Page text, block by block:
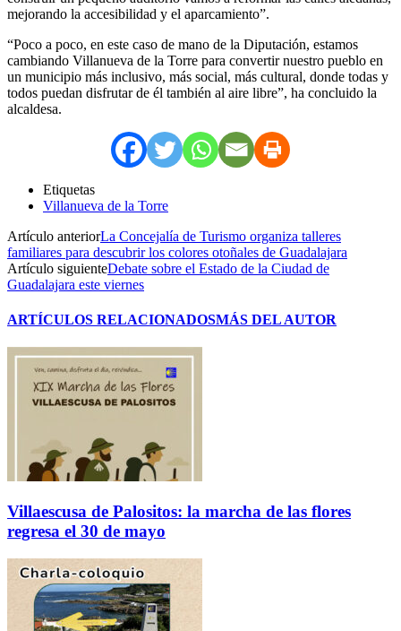
mejorando la accesibilidad y el aparcamiento”.
“Poco a poco, en este caso de mano de la Diputación, estamos
cambiando Villanueva de la Torre para convertir nuestro pueblo en
un municipio más inclusivo, más social, más cultural, donde todas y
todos puedan disfrutar de él también al aire libre”, ha concluido la
alcaldesa.
Etiquetas
Villanueva de la Torre
Artículo anteriorLa Concejalía de Turismo organiza talleres
familiares para descubrir los colores otoñales de Guadalajara
Artículo siguienteDebate sobre el Estado de la Ciudad de
Guadalajara este viernes
ARTÍCULOS RELACIONADOSMÁS DEL AUTOR
Villaescusa de Palositos: la marcha de las flores
regresa el 30 de mayo